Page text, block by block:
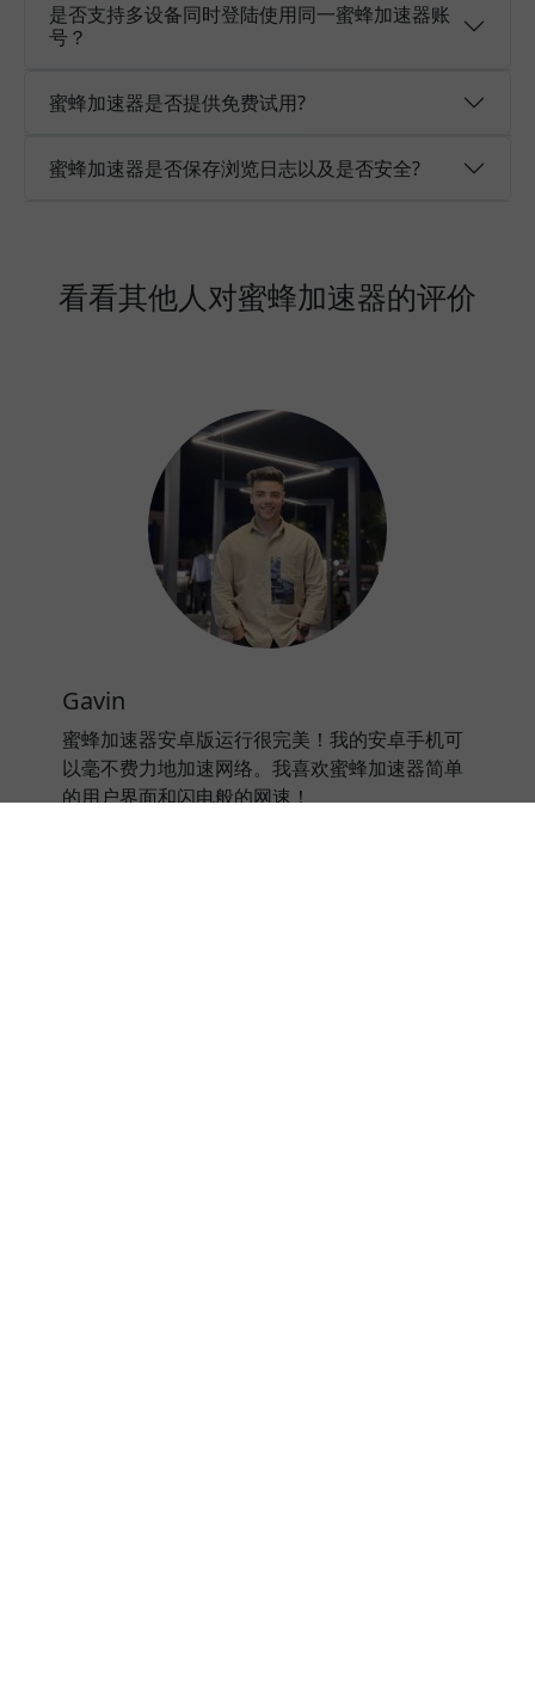
是否支持多设备同时登陆使用同一蜜蜂加速器账
号？
蜜蜂加速器是否提供免费试用?
蜜蜂加速器是否保存浏览日志以及是否安全?
看看其他人对蜜蜂加速器的评价
Gavin
蜜蜂加速器安卓版运行很完美！我的安卓手机可
以毫不费力地加速网络。我喜欢蜜蜂加速器简单
的用户界面和闪电般的网速！